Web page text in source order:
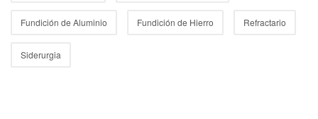
Fundición de Aluminio Fundición de Hierro Refractario
Siderurgia